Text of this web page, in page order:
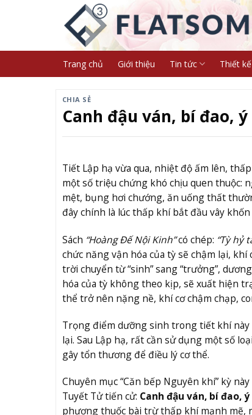
Trang chủ Giới thiệu Tin tức Thiết
CHIA SẺ
Canh đậu ván, bí đao,
Tiết Lập hạ vừa qua, nhiệt độ ấm lên,
một số triệu chứng khó chịu quen thuộc:
mệt, bụng hơi chướng, ăn uống thất
đây chính là lúc thấp khí bắt đầu vây khốn
Sách “Hoàng Đế Nội Kinh”có chép: “Tỳ hỷ
chức năng vận hóa của tỳ sẽ chậm lại,
trời chuyển từ “sinh” sang “trưởng”,
hóa của tỳ không theo kịp, sẽ xuất hiện
thể trở nên nặng nề, khí cơ chậm chạp,
Trọng điểm dưỡng sinh trong tiết khí
lại. Sau Lập hạ, rất cần sử dụng một số
gây tổn thương để điều lý cơ thể.
Chuyên mục “Căn bếp Nguyên khí” kỳ
Tuyết Tử tiến cử: Canh đậu ván, bí đao,
phương thuốc bài trừ thấp khí mạnh mẽ,